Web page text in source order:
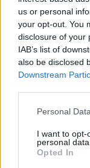
us or personal
your opt-out. You
disclosure of your
IAB’s list of
also be disclosed
Downstream
Personal
I want to opt-
personal data.
Opted In
14
▲
14.